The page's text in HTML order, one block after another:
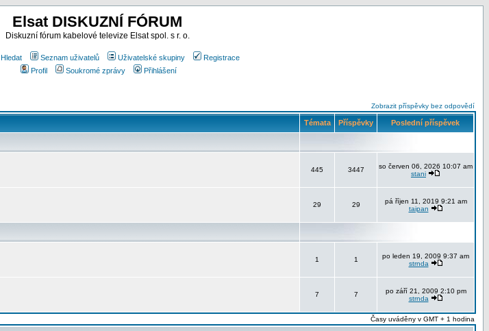
Elsat DISKUZNÍ FÓRUM
Diskuzní fórum kabelové televize Elsat spol. s r. o.
Hledat Seznam uživatelů Uživatelské skupiny
Registrace
Profil
Soukromé zprávy Přihlášení
Zobrazit příspěvky bez odpovědí
Témata Příspěvky Poslední příspěvek
445 3447
so červen 06, 2026 10:07 am
stani
29 29
pá říjen 11, 2019 9:21 am
taipan
1 1
po leden 19, 2009 9:37 am
strnda
7 7
po září 21, 2009 2:10 pm
strnda
Časy uváděny v GMT + 1 hodina